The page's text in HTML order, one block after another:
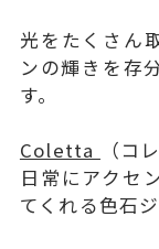
光をたくさん
ンの輝きを存
す。
Coletta
（コ
日常にアクセ
てくれる色石